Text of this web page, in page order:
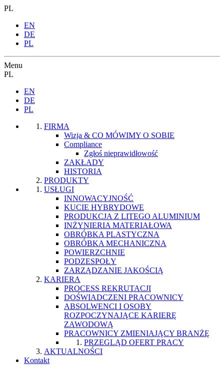
PL
EN
DE
PL
Menu
PL
EN
DE
PL
FIRMA
Wizja & CO MÓWIMY O SOBIE
Compliance
Zgłoś nieprawidłowość
ZAKŁADY
HISTORIA
PRODUKTY
USŁUGI
INNOWACYJNOŚĆ
KUCIE HYBRYDOWE
PRODUKCJA Z LITEGO ALUMINIUM
INŻYNIERIA MATERIAŁOWA
OBRÓBKA PLASTYCZNA
OBRÓBKA MECHANICZNA
POWIERZCHNIE
PODZESPOŁY
ZARZĄDZANIE JAKOŚCIĄ
KARIERA
PROCESS REKRUTACJI
DOŚWIADCZENI PRACOWNICY
ABSOLWENCI I OSOBY
ROZPOCZYNAJĄCE KARIERĘ
ZAWODOWĄ
PRACOWNICY ZMIENIAJĄCY BRANŻĘ
PRZEGLĄD OFERT PRACY
AKTUALNOŚCI
Kontakt